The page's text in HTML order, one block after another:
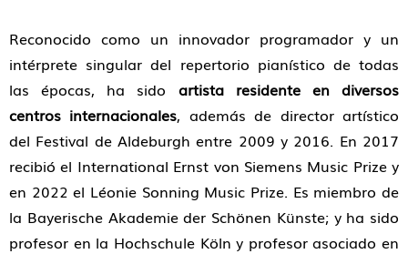
Reconocido como un innovador programador y un
intérprete singular del repertorio pianístico de todas
las épocas, ha sido artista residente en diversos
centros internacionales, además de director artístico
del Festival de Aldeburgh entre 2009 y 2016. En 2017
recibió el International Ernst von Siemens Music Prize y
en 2022 el Léonie Sonning Music Prize. Es miembro de
la Bayerische Akademie der Schönen Künste; y ha sido
profesor en la Hochschule Köln y profesor asociado en